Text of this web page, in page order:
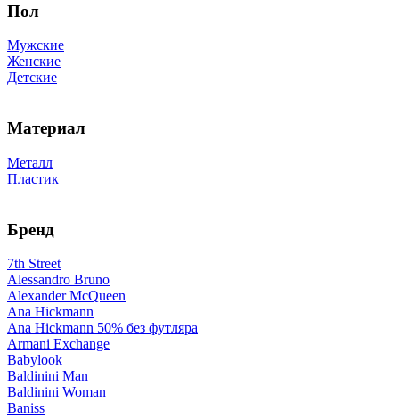
Пол
Мужские
Женские
Детские
Материал
Металл
Пластик
Бренд
7th Street
Alessandro Bruno
Alexander McQueen
Ana Hickmann
Ana Hickmann 50% без футляра
Armani Exchange
Babylook
Baldinini Man
Baldinini Woman
Baniss